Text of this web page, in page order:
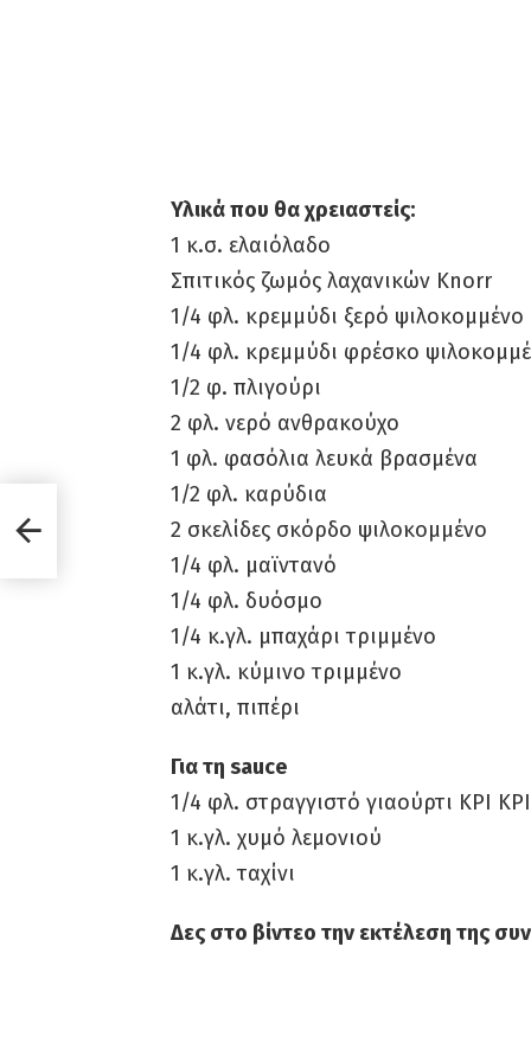
Υλικά που θα χρειαστείς:
1 κ.σ. ελαιόλαδο
Σπιτικός ζωμός λαχανικών Knorr
1/4 φλ. κρεμμύδι ξερό ψιλοκομμένο
1/4 φλ. κρεμμύδι φρέσκο
1/2 φ. πλιγούρι
2 φλ. νερό ανθρακούχο
1 φλ. φασόλια λευκά βρασμένα
1/2 φλ. καρύδια
2 σκελίδες σκόρδο ψιλοκομμένο
1/4 φλ. μαϊντανό
1/4 φλ. δυόσμο
1/4 κ.γλ. μπαχάρι τριμμένο
1 κ.γλ. κύμινο τριμμένο
αλάτι, πιπέρι
Για τη sauce
1/4 φλ. στραγγιστό γιαούρτι ΚΡΙ ΚΡΙ
1 κ.γλ. χυμό λεμονιού
1 κ.γλ. ταχίνι
Δες στο βίντεο την εκτέλεση της